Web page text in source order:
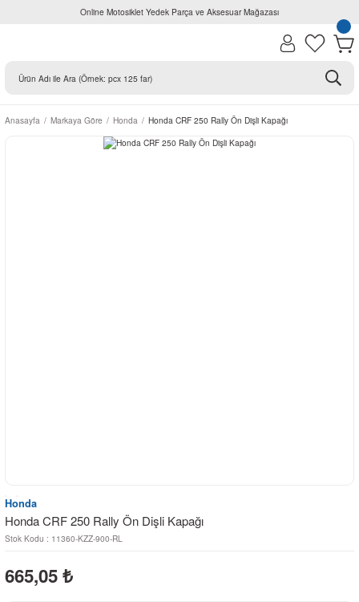
Online Motosiklet Yedek Parça ve Aksesuar Mağazası
Anasayfa Markaya Göre Honda Honda CRF 250 Rally Ön Dişli Kapağı
Honda
Honda CRF 250 Rally Ön Dişli Kapağı
Stok Kodu : 11360-KZZ-900-RL
665,05 ₺